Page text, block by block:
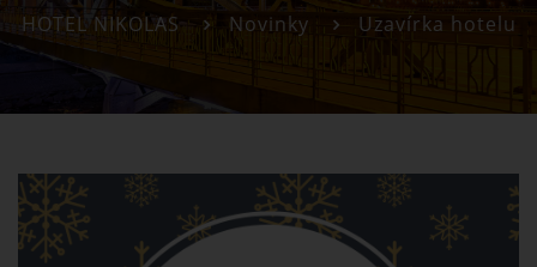
HOTEL NIKOLAS Novinky Uzavírka hotelu